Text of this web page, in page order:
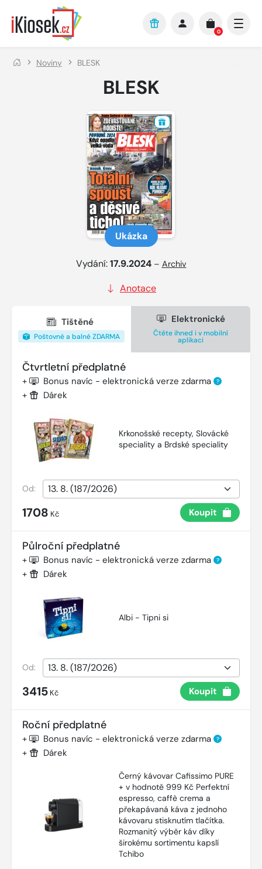
Přejít na hlavní obsah
0
Noviny BLESK
BLESK
Ukázka
Vydání:17.9.2024 – Archiv
Anotace
Tištěné
Poštovné a balné ZDARMA
Elektronické
Čtěte ihned i v mobilní
aplikaci
Čtvrtletní předplatné
+ Bonus navíc - elektronická verze zdarma ?
+ Dárek
Krkonošské recepty, Slovácké
speciality a Brdské speciality
Od:
1708 Kč Koupit
Půlroční předplatné
+ Bonus navíc - elektronická verze zdarma ?
+ Dárek
Albi - Tipni si
Od:
3415 Kč Koupit
Roční předplatné
+ Bonus navíc - elektronická verze zdarma ?
+ Dárek
Černý kávovar Cafissimo PURE
+ v hodnotě 999 Kč Perfektní
espresso, caffè crema a
překapávaná káva z jednoho
kávovaru stisknutím tlačítka.
Rozmanitý výběr káv díky
širokému sortimentu kapslí
Tchibo